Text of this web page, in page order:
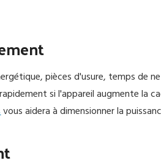
pièces d'usure, temps de
si l'appareil augmente la
vous aidera à dimensionner la